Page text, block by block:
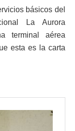
básicos del
La Aurora
terminal aérea
esta es la carta